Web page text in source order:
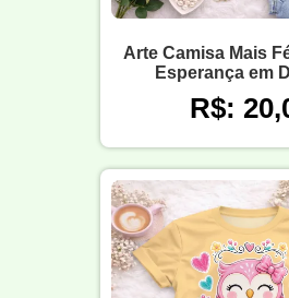
Arte Camisa Mais
Esperança em
R$: